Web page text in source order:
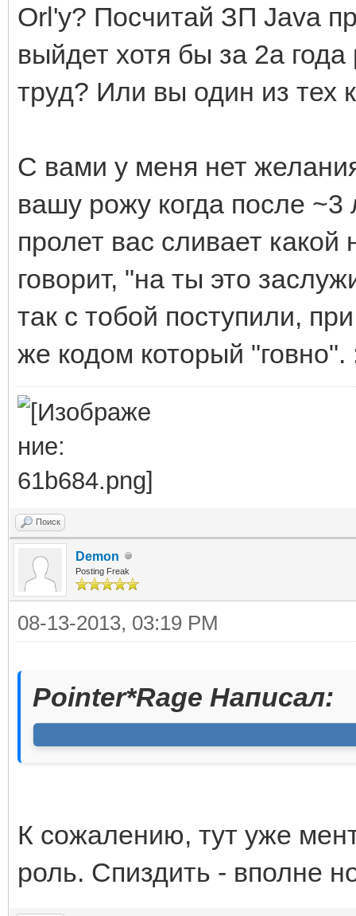
Orl'y? Посчитай ЗП Java
выйдет хотя бы за 2а
труд? Или вы один из тех
С вами у меня нет
вашу рожу когда после ~3
пролет вас сливает какой
говорит, "на ты это
так с тобой поступили,
же кодом который "говно".
Поиск
Dеmon
Posting Freak
08-13-2013, 03:19 PM
Pointer*Rage Написал:
К сожалению, тут уже
роль. Спиздить - вполне